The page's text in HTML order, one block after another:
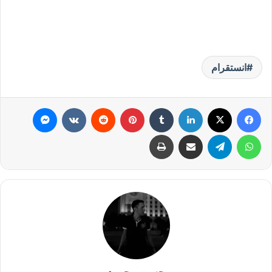
انستقرام
فيسبوك لينكدإن بينتيريست
واتساب تيلقرام مشاركة عبر البريد طباعة